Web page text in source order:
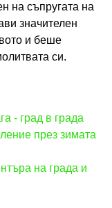
на съпругата на
значителен
и беше
си.
- град в града
през зимата
на града и